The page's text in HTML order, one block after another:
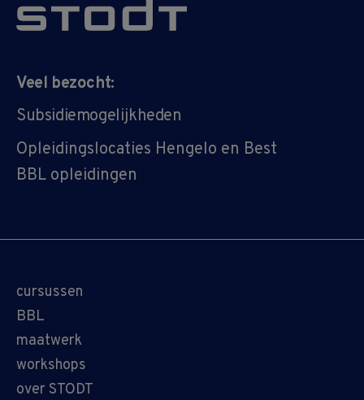
Veel bezocht:
Subsidiemogelijkheden
Opleidingslocaties Hengelo en Best
BBL opleidingen
cursussen
BBL
maatwerk
workshops
over STODT